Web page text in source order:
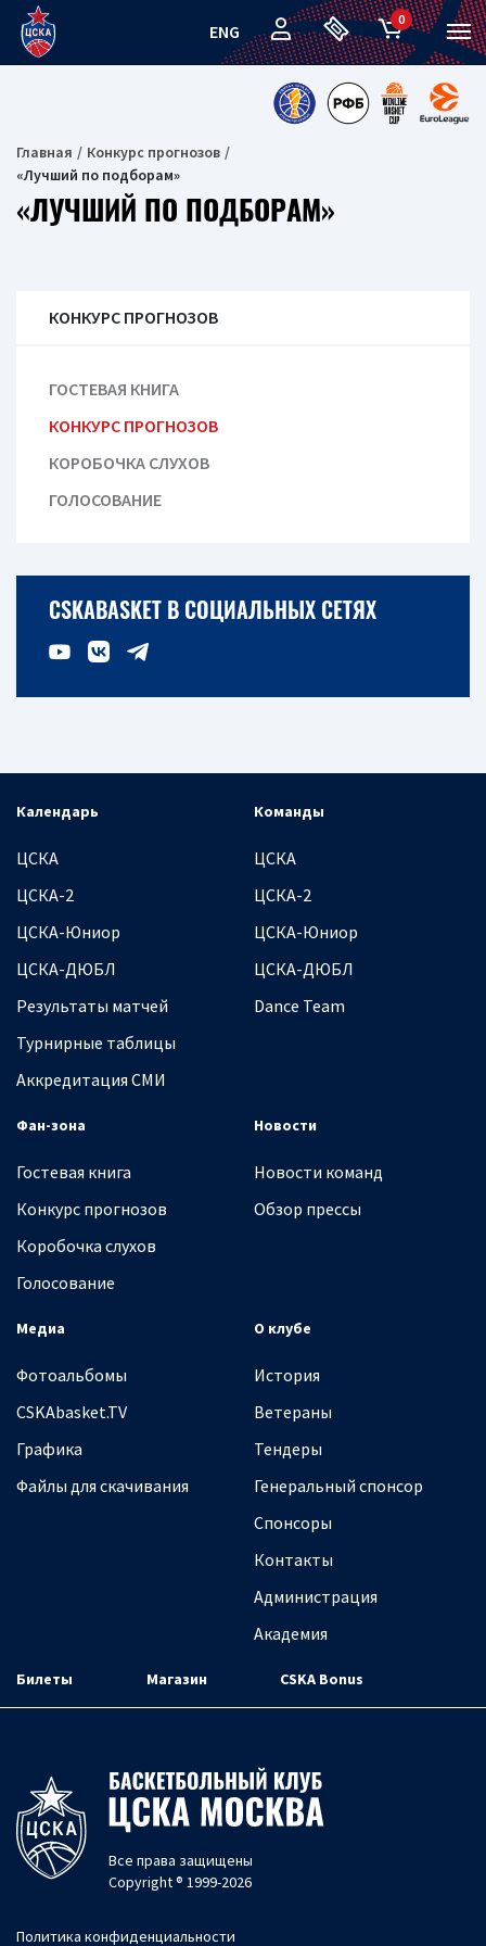
ENG
0
Главная
Конкурс прогнозов
«Лучший по подборам»
«ЛУЧШИЙ ПО ПОДБОРАМ»
КОНКУРС ПРОГНОЗОВ
ГОСТЕВАЯ КНИГА
КОНКУРС ПРОГНОЗОВ
КОРОБОЧКА СЛУХОВ
ГОЛОСОВАНИЕ
CSKABASKET В СОЦИАЛЬНЫХ СЕТЯХ
Календарь
ЦСКА
ЦСКА-2
ЦСКА-Юниор
ЦСКА-ДЮБЛ
Результаты матчей
Турнирные таблицы
Аккредитация СМИ
Команды
ЦСКА
ЦСКА-2
ЦСКА-Юниор
ЦСКА-ДЮБЛ
Dance Team
Фан-зона
Гостевая книга
Конкурс прогнозов
Коробочка слухов
Голосование
Новости
Новости команд
Обзор прессы
Медиа
Фотоальбомы
CSKAbasket.TV
Графика
Файлы для скачивания
О клубе
История
Ветераны
Тендеры
Генеральный спонсор
Спонсоры
Контакты
Администрация
Академия
Билеты Магазин CSKA Bonus
Все права защищены
Copyright ® 1999-2026
Политика конфиденциальности